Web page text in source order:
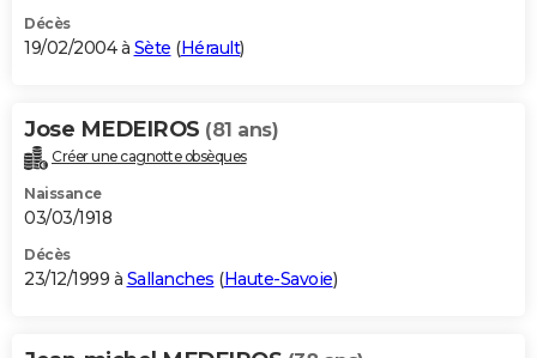
Décès
19/02/2004 à Sète (Hérault)
Jose MEDEIROS (81 ans)
Créer une cagnotte obsèques
Naissance
03/03/1918
Décès
23/12/1999 à Sallanches (Haute-Savoie)